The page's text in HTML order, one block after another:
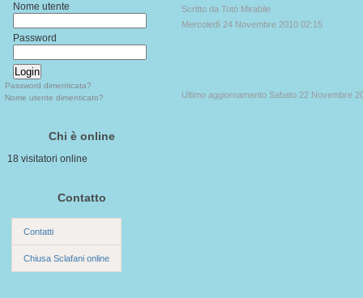
Nome utente
Password
Password dimenticata?
Nome utente dimenticato?
Chi è online
18 visitatori online
Contatto
Contatti
Chiusa Sclafani online
Scritto da Totò Mirabile
Mercoledì 24 Novembre 2010 02:15
Ultimo aggiornamento Sabato 22 Novembre